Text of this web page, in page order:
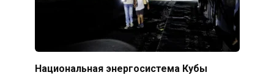
Национальная энергосистема Кубы